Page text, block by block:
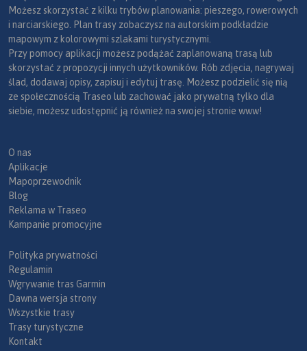
Możesz skorzystać z kilku trybów planowania: pieszego, rowerowych
i narciarskiego. Plan trasy zobaczysz na autorskim podkładzie
mapowym z kolorowymi szlakami turystycznymi.
Przy pomocy aplikacji możesz podążać zaplanowaną trasą lub
skorzystać z propozycji innych użytkowników. Rób zdjęcia, nagrywaj
ślad, dodawaj opisy, zapisuj i edytuj trasę. Możesz podzielić się nią
ze społecznością Traseo lub zachować jako prywatną tylko dla
siebie, możesz udostępnić ją również na swojej stronie www!
O nas
Aplikacje
Mapoprzewodnik
Blog
Reklama w Traseo
Kampanie promocyjne
Polityka prywatności
Regulamin
Wgrywanie tras Garmin
Dawna wersja strony
Wszystkie trasy
Trasy turystyczne
Kontakt